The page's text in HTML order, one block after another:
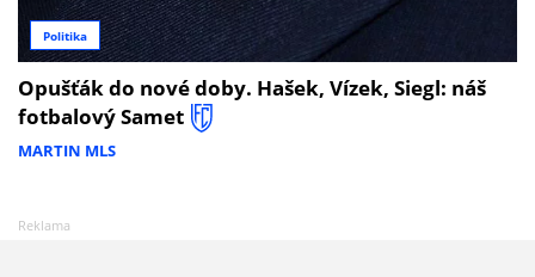
Politika
Opušťák do nové doby. Hašek, Vízek, Siegl: náš
fotbalový Samet
MARTIN MLS